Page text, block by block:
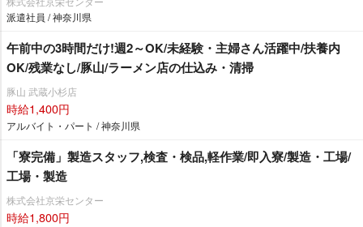
派遣社員 / 神奈川県
午前中の3時間だけ!週2～OK/未経験・主婦さん活躍中/扶養内
OK/残業なし/豚山/ラーメン店の仕込み・清掃
豚山 武蔵小杉店
時給1,400円
アルバイト・パート / 神奈川県
「寮完備」製造スタッフ,検査・検品,軽作業/即入寮/製造・工場/
工場・製造
株式会社京栄センター
時給1,800円